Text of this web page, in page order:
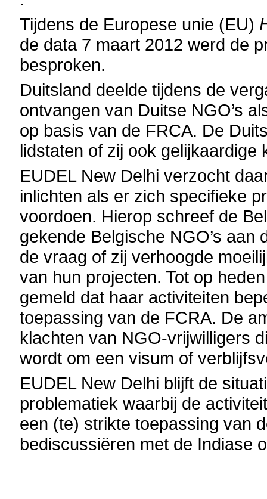
Tijdens de Europese unie (EU)
de data 7 maart 2012 werd de
besproken.
Duitsland deelde tijdens de
ontvangen van Duitse NGO’s
op basis van de FRCA. De
lidstaten of zij ook gelijkaardige
EUDEL New Delhi verzocht
inlichten als er zich specifieke
voordoen. Hierop schreef de
gekende Belgische NGO’s
de vraag of zij verhoogde
van hun projecten. Tot op
gemeld dat haar activiteiten
toepassing van de FCRA. De
klachten van NGO-vrijwilligers
wordt om een visum of
EUDEL New Delhi blijft de
problematiek waarbij de
een (te) strikte toepassing van
bediscussiëren met de Indiase